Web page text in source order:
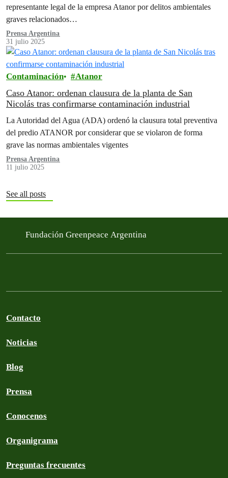
representante legal de la empresa Atanor por delitos ambientales
graves relacionados…
Prensa Argentina
31 julio 2025
Contaminación Atanor
Caso Atanor: ordenan clausura de la planta de San
Nicolás tras confirmarse contaminación industrial
La Autoridad del Agua (ADA) ordenó la clausura total preventiva
del predio ATANOR por considerar que se violaron de forma
grave las normas ambientales vigentes
Prensa Argentina
11 julio 2025
See all posts
Fundación Greenpeace Argentina
Contacto
Noticias
Blog
Prensa
Conocenos
Organigrama
Preguntas frecuentes